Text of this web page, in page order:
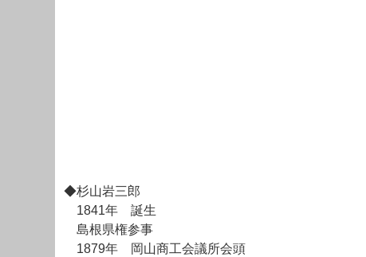
◆杉山岩三郎
1841年 誕生
島根県権参事
1879年 岡山商工会議所会頭